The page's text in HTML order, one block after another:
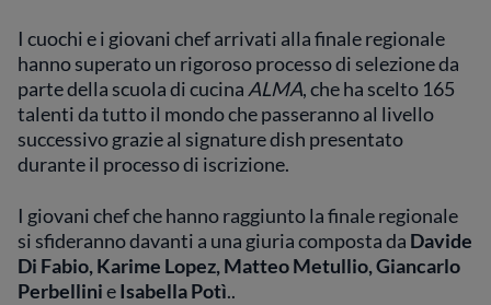
I cuochi e i giovani chef arrivati alla finale regionale
hanno superato un rigoroso processo di selezione da
parte della scuola di cucina ALMA, che ha scelto 165
talenti da tutto il mondo che passeranno al livello
successivo grazie al signature dish presentato
durante il processo di iscrizione.
I giovani chef che hanno raggiunto la finale regionale
si sfideranno davanti a una giuria composta da Davide
Di Fabio, Karime Lopez, Matteo Metullio, Giancarlo
PerbellinieIsabella Potì..